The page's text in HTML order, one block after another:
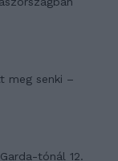
meg senki –
tónál 12.